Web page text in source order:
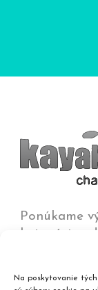
Na poskytovanie
Ponúkame
kategórie